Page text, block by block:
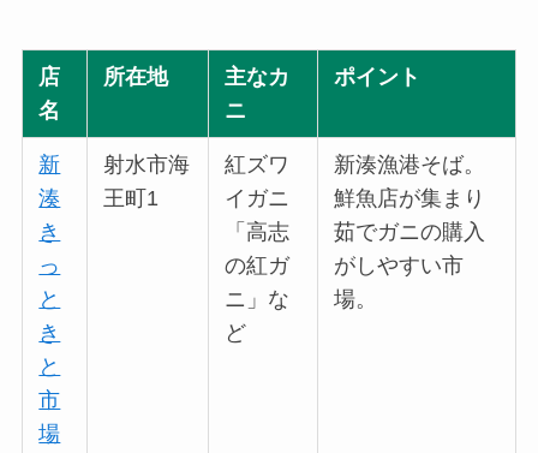
店
名
所在地
主なカ
ニ
ポイント
新
湊
き
っ
と
き
と
市
場
射水市海
王町1
紅ズワ
イガニ
「高志
の紅ガ
ニ」な
ど
新湊漁港そば。
鮮魚店が集まり
茹でガニの購入
がしやすい市
場。